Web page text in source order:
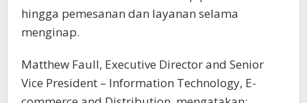
hingga pemesanan dan layanan selama
menginap.
Matthew Faull, Executive Director and Senior
Vice President – Information Technology, E-